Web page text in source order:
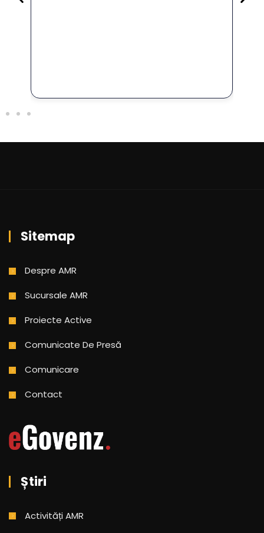
Sitemap
Despre AMR
Sucursale AMR
Proiecte Active
Comunicate De Presă
Comunicare
Contact
Știri
Activități AMR